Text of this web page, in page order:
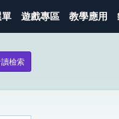
單 遊戲專區 教學應用
檢索